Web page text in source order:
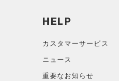
HELP
カスタマーサービス
ニュース
重要なお知らせ